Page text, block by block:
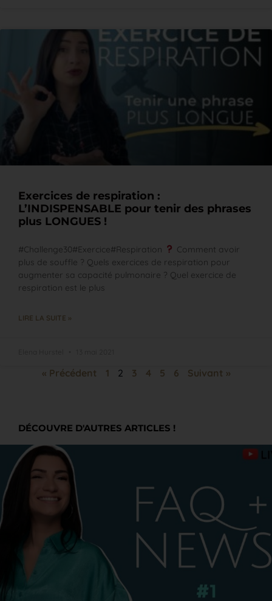
Exercices de respiration :
L’INDISPENSABLE pour tenir des phrases
plus LONGUES !
#Challenge30#Exercice#Respiration
Comment avoir
plus de souffle ? Quels exercices de respiration pour
augmenter sa capacité pulmonaire ? Quel exercice de
respiration est le plus
LIRE LA SUITE »
« Précédent 1 2 3 4 5 6 Suivant »
DÉCOUVRE D'AUTRES ARTICLES !